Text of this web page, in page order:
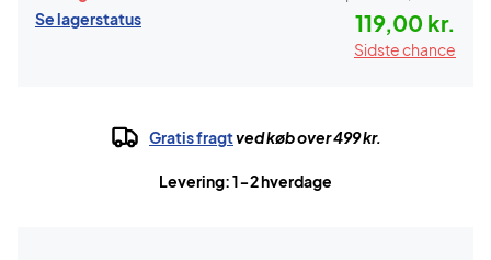
Se lagerstatus
119,00 kr.
Sidste chance
Gratis fragtved køb over 499 kr.
Levering: 1-2 hverdage